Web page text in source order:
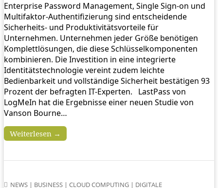
Enterprise Password Management, Single Sign-on und
Multifaktor-Authentifizierung sind entscheidende
Sicherheits- und Produktivitätsvorteile für
Unternehmen. Unternehmen jeder Größe benötigen
Komplettlösungen, die diese Schlüsselkomponenten
kombinieren. Die Investition in eine integrierte
Identitätstechnologie vereint zudem leichte
Bedienbarkeit und vollständige Sicherheit bestätigen 93
Prozent der befragten IT-Experten. LastPass von
LogMeIn hat die Ergebnisse einer neuen Studie von
Vanson Bourne…
Weiterlesen →
NEWS | BUSINESS | CLOUD COMPUTING | DIGITALE